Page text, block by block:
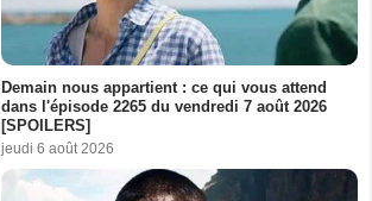
Demain nous appartient : ce qui vous attend
dans l'épisode 2265 du vendredi 7 août 2026
[SPOILERS]
jeudi 6 août 2026